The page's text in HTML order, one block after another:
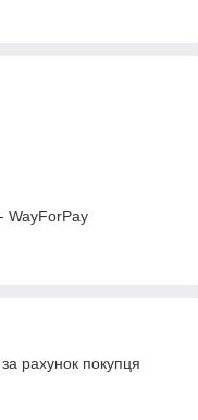
WayForPay
рахунок покупця